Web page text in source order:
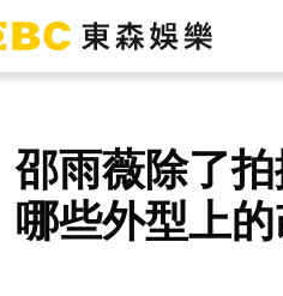
邵雨薇除了
哪些外型上的